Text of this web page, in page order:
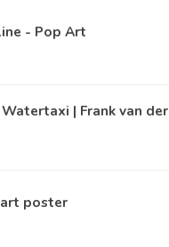
- Pop Art
| Frank van der
poster